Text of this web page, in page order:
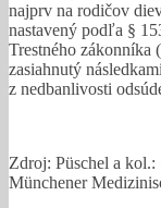
najprv na rodičov
nastavený podľa §
Trestného zákonníka
zasiahnutý
z nedbanlivosti
Zdroj: Püschel a kol.:
Münchener